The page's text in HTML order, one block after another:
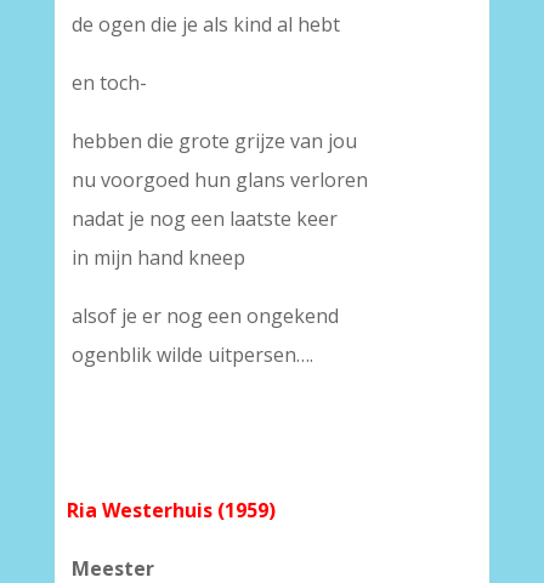
de ogen die je als kind al hebt
en toch-
hebben die grote grijze van jou
nu voorgoed hun glans verloren
nadat je nog een laatste keer
in mijn hand kneep
alsof je er nog een ongekend
ogenblik wilde uitpersen….
Ria Westerhuis (1959)
Meester